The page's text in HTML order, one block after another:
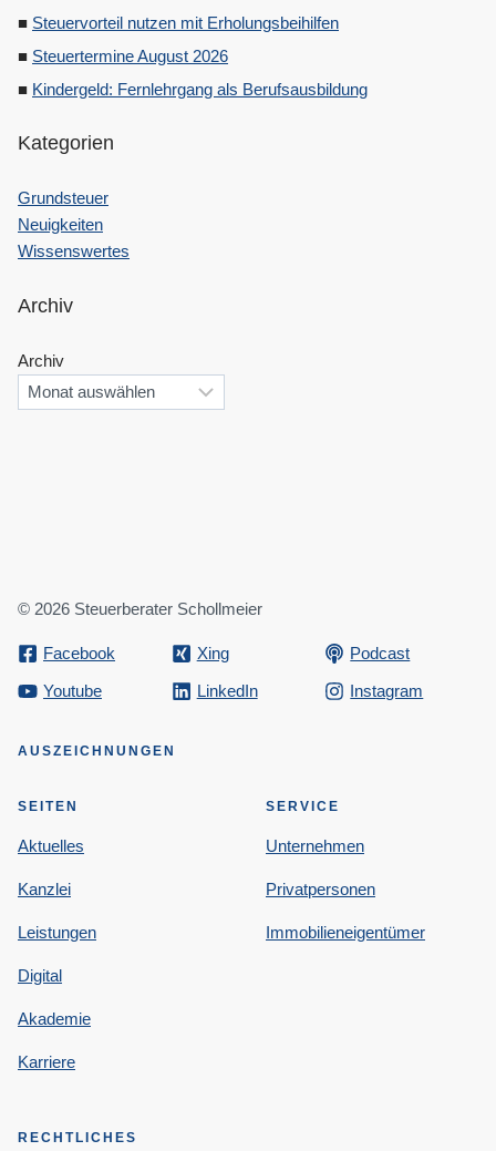
Steuervorteil nutzen mit Erholungsbeihilfen
Steuertermine August 2026
Kindergeld: Fernlehrgang als Berufsausbildung
Kategorien
Grundsteuer
Neuigkeiten
Wissenswertes
Archiv
Archiv
© 2026 Steuerberater Schollmeier
Facebook Xing
Podcast
Youtube
LinkedIn Instagram
AUSZEICHNUNGEN
SEITEN
Aktuelles
Kanzlei
Leistungen
Digital
Akademie
Karriere
SERVICE
Unternehmen
Privatpersonen
Immobilieneigentümer
RECHTLICHES